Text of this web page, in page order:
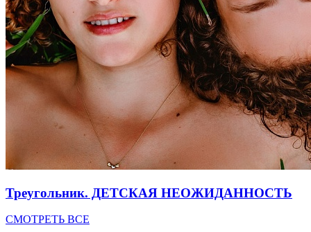
Треугольник. ДЕТСКАЯ НЕОЖИДАННОСТЬ
СМОТРЕТЬ ВСЕ